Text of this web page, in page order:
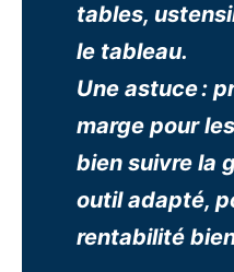
tables,
le tableau.
Une astuce :
marge pour
bien suivre la
outil adapté,
rentabilité